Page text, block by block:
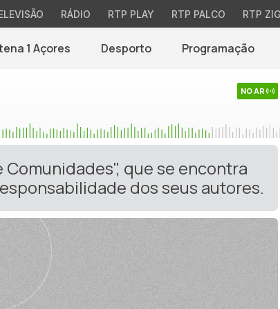
RÁDIO RTP PLAY RTP PALCO RTP
1 Açores Desporto Programação
NO AR
que se encontra
dos seus autores.